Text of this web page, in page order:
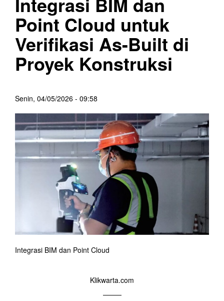
Point Cloud untuk
Verifikasi As-Built di
Proyek Konstruksi
Senin, 04/05/2026 - 09:58
Integrasi BIM dan Point Cloud
Klikwarta.com